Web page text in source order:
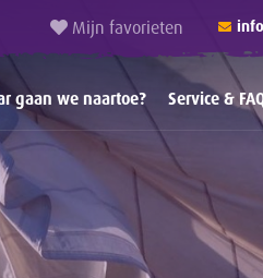
Mijn favorieten
gaan we naartoe? Service &